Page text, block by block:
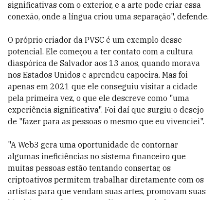
significativas com o exterior, e a arte pode criar essa
conexão, onde a língua criou uma separação", defende.
O próprio criador da PVSC é um exemplo desse
potencial. Ele começou a ter contato com a cultura
diaspórica de Salvador aos 13 anos, quando morava
nos Estados Unidos e aprendeu capoeira. Mas foi
apenas em 2021 que ele conseguiu visitar a cidade
pela primeira vez, o que ele descreve como "uma
experiência significativa". Foi daí que surgiu o desejo
de "fazer para as pessoas o mesmo que eu vivenciei".
"A Web3 gera uma oportunidade de contornar
algumas ineficiências no sistema financeiro que
muitas pessoas estão tentando consertar, os
criptoativos permitem trabalhar diretamente com os
artistas para que vendam suas artes, promovam suas